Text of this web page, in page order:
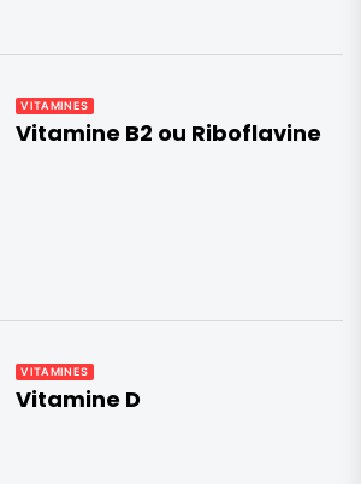
VITAMINES
Vitamine B2 ou Riboflavine
VITAMINES
Vitamine D